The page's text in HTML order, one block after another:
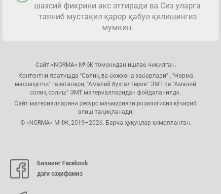
шахсий фикрини акс эттиради ва Сиз уларга
таяниб мустақил қарор қабул қилишингиз
мумкин.
Сайт «NORMA» МЧЖ томонидан ишлаб чиқилган.
Контентни яратишда "Солиқ ва божхона хабарлари" , "Норма
маслаҳатчи" газеталари, "Амалий бухгалтерия" ЭМТ ва "Амалий
солиқ солиш" ЭМТ материалларидан фойдаланилди.
Сайт материалларини ресурс маъмурияти розилигисиз кўчириб
олиш тақиқланади.
© «NORMA» МЧЖ, 2019–2026. Барча ҳуқуқлар ҳимояланган.
Бизнинг Facebook
даги саҳифамиз